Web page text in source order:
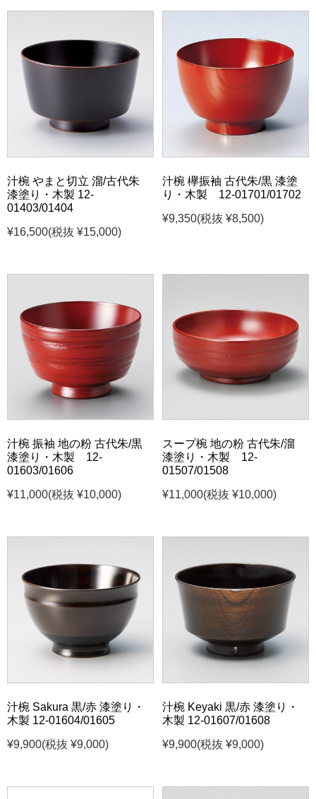
汁椀 やまと切立 溜/古代朱
漆塗り・木製 12-
01403/01404
¥16,500(税抜 ¥15,000)
汁椀 欅振袖 古代朱/黒 漆塗
り・木製 12-01701/01702
¥9,350(税抜 ¥8,500)
汁椀 振袖 地の粉 古代朱/黒
漆塗り・木製 12-
01603/01606
¥11,000(税抜 ¥10,000)
スープ椀 地の粉 古代朱/溜
漆塗り・木製 12-
01507/01508
¥11,000(税抜 ¥10,000)
汁椀 Sakura 黒/赤 漆塗り・
木製 12-01604/01605
¥9,900(税抜 ¥9,000)
汁椀 Keyaki 黒/赤 漆塗り・
木製 12-01607/01608
¥9,900(税抜 ¥9,000)